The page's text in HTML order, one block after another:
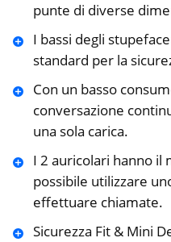
punte di diverse
I bassi degli
standard per la
Con un basso
conversazione
una sola carica.
I 2 auricolari hanno il
possibile utilizzare
effettuare chiamate.
Sicurezza Fit & Mini